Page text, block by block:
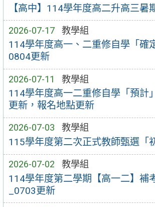
【高中】114學年度高二升高三暑
2026-07-17 教學組
114學年度高一、二重修自學「確
0804更新
2026-07-11 教學組
114學年度高一二重修自學「預計
更新，報名地點更新
2026-07-03 教學組
115學年度第二次正式教師甄選「
2026-07-02 教學組
114學年度第二學期【高一二】補
_0703更新